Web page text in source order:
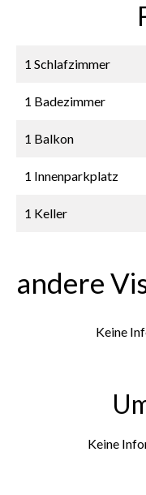
1 Schlafzimmer
1 Badezimmer
1 Balkon
1 Innenparkplatz
1 Keller
andere
Keine
Keine